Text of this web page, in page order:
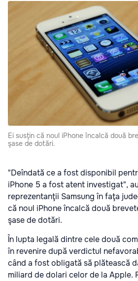
Ei susţin că noul iPhone încalcă două
şase de dotări.
"Deîndată ce a fost disponibil
iPhone 5 a fost atent investigat",
reprezentanţii Samsung în faţa
că noul iPhone încalcă două
şase de dotări.
În lupta legală dintre cele două
în revenire după verdictul
când a fost obligată să plătească
miliard de dolari celor de la Apple.